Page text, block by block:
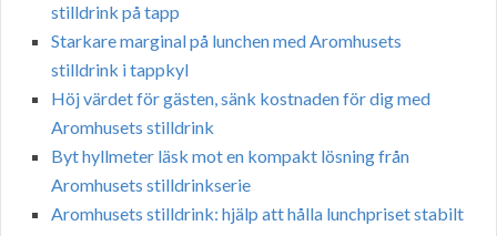
stilldrink på tapp
Starkare marginal på lunchen med Aromhusets
stilldrink i tappkyl
Höj värdet för gästen, sänk kostnaden för dig med
Aromhusets stilldrink
Byt hyllmeter läsk mot en kompakt lösning från
Aromhusets stilldrinkserie
Aromhusets stilldrink: hjälp att hålla lunchpriset stabilt